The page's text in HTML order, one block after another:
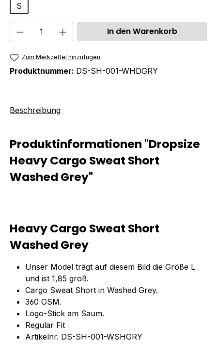
S
Produkt Anzahl: Gib denIn den Warenkorb
Zum Merkzettel hinzufügen
Produktnummer: DS-SH-001-WHDGRY
Beschreibung
Produktinformationen "Dropsize
Heavy Cargo Sweat Short
Washed Grey"
Heavy Cargo Sweat Short
Washed Grey
Unser Model trägt auf diesem Bild die Größe L
und ist 1,85 groß.
Cargo Sweat Short in Washed Grey.
360 GSM.
Logo-Stick am Saum.
Regular Fit
Artikelnr. DS-SH-001-WSHGRY